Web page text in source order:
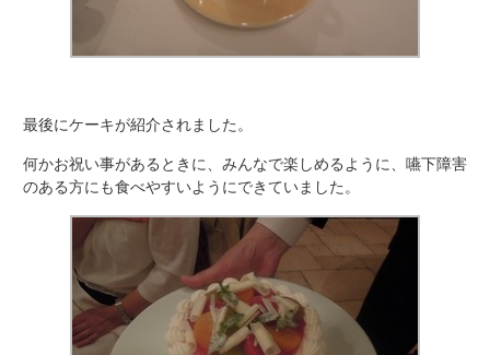
最後にケーキが紹介されました。
何かお祝い事があるときに、みんなで楽しめるように、嚥下障害
のある方にも食べやすいようにできていました。